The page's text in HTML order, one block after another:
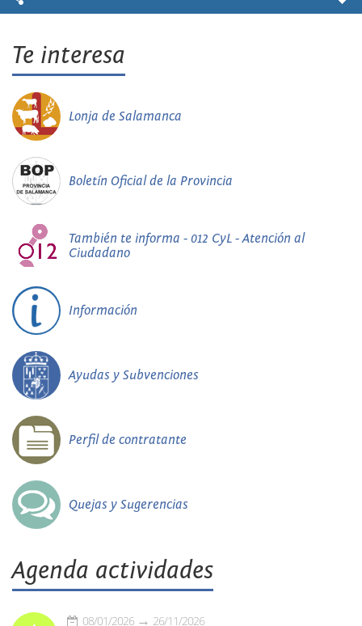
Te interesa
Lonja de Salamanca
Boletín Oficial de la Provincia
También te informa - 012 CyL - Atención al
Ciudadano
Información
Ayudas y Subvenciones
Perfil de contratante
Quejas y Sugerencias
Agenda actividades
08/01/2026 26/11/2026